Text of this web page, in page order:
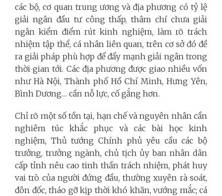
các bộ, cơ quan trung ương và địa phương có tỷ lệ
giải ngân đầu tư công thấp, thâm chí chưa giải
ngân kiểm điểm rút kinh nghiệm, làm rõ trách
nhiệm tập thể, cá nhân liên quan, trên cơ sở đó đề
ra giải pháp phù hợp để đẩy mạnh giải ngân trong
thời gian tới. Các địa phương được giao nhiều vốn
như Hà Nội, Thành phố Hồ Chí Minh, Hưng Yên,
Bình Dương… cần nỗ lực, cố gắng hơn.
Chỉ rõ một số tồn tại, hạn chế và nguyên nhân cần
nghiêm túc khắc phục và các bài học kinh
nghiệm, Thủ tướng Chính phủ yêu cầu các bộ
trưởng, trưởng ngành, chủ tịch ủy ban nhân dân
cấp tỉnh nêu cao tinh thần trách nhiệm, phát huy
vai trò của người đứng đầu, thường xuyên rà soát,
đôn đốc, tháo gỡ kịp thời khó khăn, vướng mắc; cá